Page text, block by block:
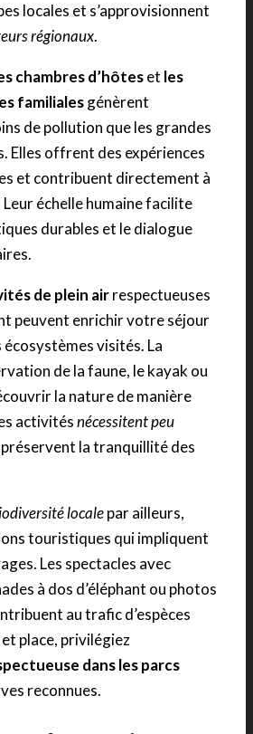
locales et s’approvisionnent
régionaux.
chambres d’hôteset les
familialesgénèrent
de pollution que les grandes
Elles offrent des expériences
et contribuent directement à
Leur échelle humaine facilite
durables et le dialogue
de plein airrespectueuses
peuvent enrichir votre séjour
visités. La
de la faune, le kayak ou
la nature de manière
activitésnécessitent peu
la tranquillité des
localepar ailleurs,
touristiques qui impliquent
Les spectacles avec
à dos d’éléphant ou photos
au trafic d’espèces
et place, privilégiez
dans les parcs
reconnues.